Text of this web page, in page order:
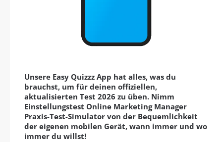
Unsere Easy Quizzz App hat alles, was du
brauchst, um für deinen offiziellen,
aktualisierten Test 2026 zu üben. Nimm
Einstellungstest Online Marketing Manager
Praxis-Test-Simulator von der Bequemlichkeit
der eigenen mobilen Gerät, wann immer und wo
immer du willst!